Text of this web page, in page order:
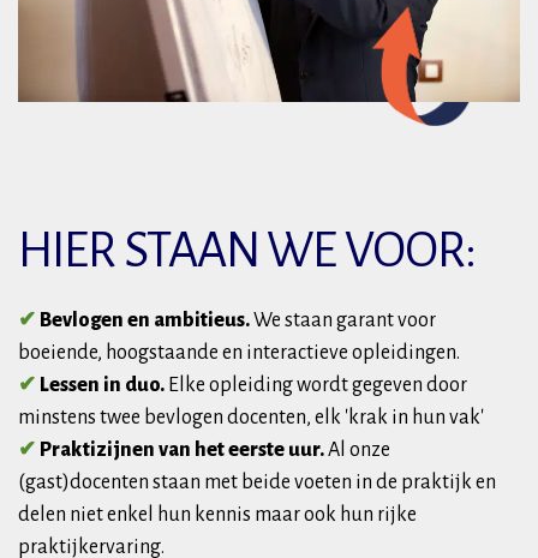
HIER STAAN WE VOOR:
✔ Bevlogen en ambitieus.We staan garant voor
boeiende, hoogstaande en interactieve opleidingen.
✔ Lessen in duo. Elke opleiding wordt gegeven door
minstens twee bevlogen docenten, elk 'krak in hun vak'
✔ Praktizijnen van het eerste uur.Al onze
(gast)docenten staan met beide voeten in de praktijk en
delen niet enkel hun kennis maar ook hun rijke
praktijkervaring.